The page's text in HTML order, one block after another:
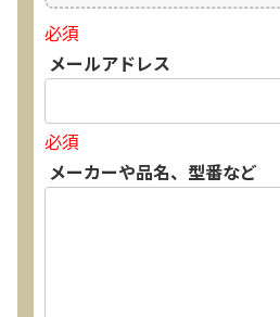
必須
メールアドレス
必須
メーカーや品名、型番など